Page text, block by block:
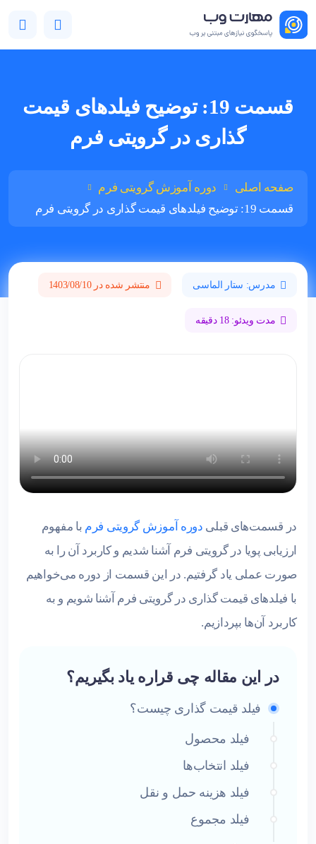
قسمت 19: توضیح فیلدهای قیمت
گذاری در گرویتی فرم
صفحه اصلی
دوره آموزش گرویتی فرم
قسمت 19: توضیح فیلدهای قیمت گذاری در گرویتی فرم
مدرس: ستار الماسی منتشر شده در 1403/08/10
مدت ویدئو: 18 دقیقه
در قسمت‌های قبلی دوره آموزش گرویتی فرم با مفهوم
ارزیابی پویا در گرویتی فرم آشنا شدیم و کاربرد آن را به
صورت عملی یاد گرفتیم. در این قسمت از دوره می‌خواهیم
با فیلدهای قیمت گذاری در گرویتی فرم آشنا شویم و به
کاربرد آن‌ها بپردازیم.
در این مقاله چی قراره یاد بگیریم؟
فیلد قیمت‌ گذاری چیست؟
فیلد محصول
فیلد انتخاب‌ها
فیلد هزینه حمل و نقل
فیلد مجموع